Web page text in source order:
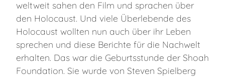
weltweit sahen den Film und sprachen über
den Holocaust. Und viele Überlebende des
Holocaust wollten nun auch über ihr Leben
sprechen und diese Berichte für die Nachwelt
erhalten. Das war die Geburtsstunde der Shoah
Foundation. Sie wurde von Steven Spielberg